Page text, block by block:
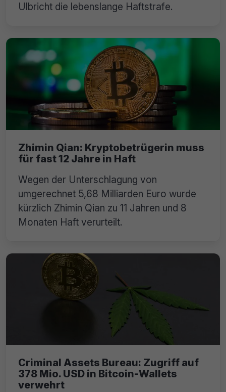
Ulbricht die lebenslange Haftstrafe.
Zhimin Qian: Kryptobetrügerin muss
für fast 12 Jahre in Haft
Wegen der Unterschlagung von
umgerechnet 5,68 Milliarden Euro wurde
kürzlich Zhimin Qian zu 11 Jahren und 8
Monaten Haft verurteilt.
Criminal Assets Bureau: Zugriff auf
378 Mio. USD in Bitcoin-Wallets
verwehrt